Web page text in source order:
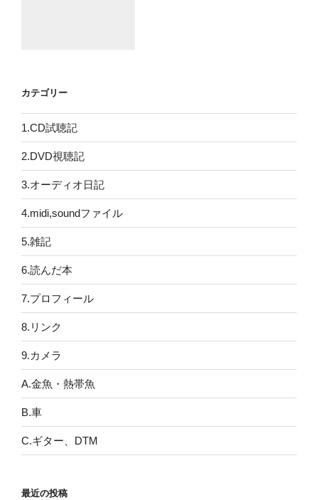
カテゴリー
1.CD試聴記
2.DVD視聴記
3.オーディオ日記
4.midi,soundファイル
5.雑記
6.読んだ本
7.プロフィール
8.リンク
9.カメラ
A.金魚・熱帯魚
B.車
C.ギター、DTM
最近の投稿